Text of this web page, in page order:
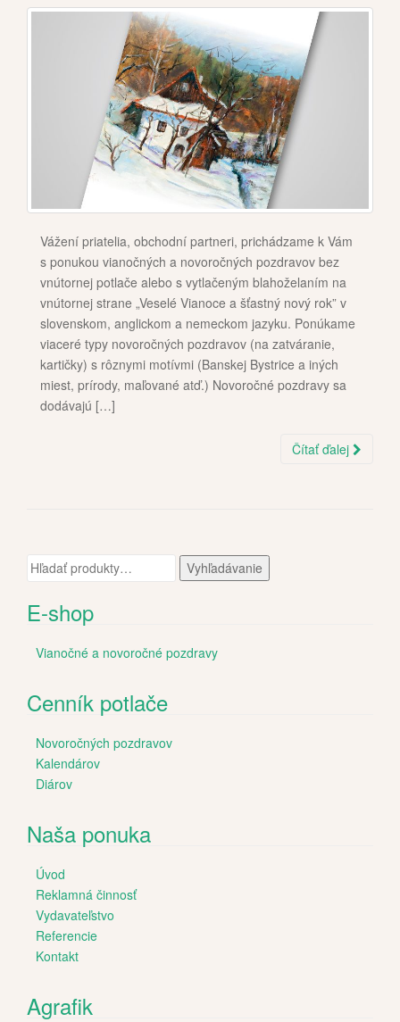
Vážení priatelia, obchodní partneri, prichádzame k Vám
s ponukou vianočných a novoročných pozdravov bez
vnútornej potlače alebo s vytlačeným blahoželaním na
vnútornej strane „Veselé Vianoce a šťastný nový rok” v
slovenskom, anglickom a nemeckom jazyku. Ponúkame
viaceré typy novoročných pozdravov (na zatváranie,
kartičky) s rôznymi motívmi (Banskej Bystrice a iných
miest, prírody, maľované atď.) Novoročné pozdravy sa
dodávajú […]
Čítať ďalej
Hľadať: Vyhľadávanie
E-shop
Vianočné a novoročné pozdravy
Cenník potlače
Novoročných pozdravov
Kalendárov
Diárov
Naša ponuka
Úvod
Reklamná činnosť
Vydavateľstvo
Referencie
Kontakt
Agrafik